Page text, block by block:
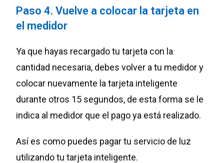
Paso 4. Vuelve a colocar la tarjeta en
el medidor
Ya que hayas recargado tu tarjeta con la
cantidad necesaria, debes volver a tu medidor y
colocar nuevamente la tarjeta inteligente
durante otros 15 segundos, de esta forma se le
indica al medidor que el pago ya está realizado.
Así es como puedes pagar tu servicio de luz
utilizando tu tarjeta inteligente.